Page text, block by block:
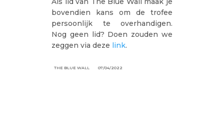
bovendien kans om de trofee
persoonlijk te overhandigen.
Nog geen lid? Doen zouden we
zeggen via deze link.
THE BLUE WALL 07/04/2022